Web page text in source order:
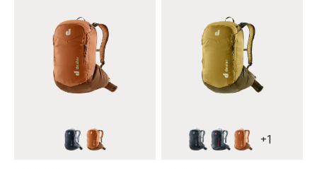
blackmocha-pecan blackathertonmocha-pecan
+1